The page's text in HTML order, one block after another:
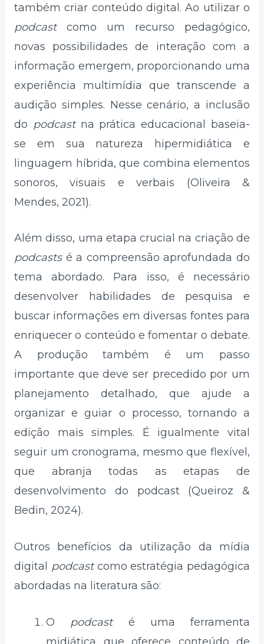
também criar conteúdo digital. Ao utilizar o
podcast como um recurso pedagógico,
novas possibilidades de interação com a
informação emergem, proporcionando uma
experiência multimídia que transcende a
audição simples. Nesse cenário, a inclusão
do podcast na prática educacional baseia-
se em sua natureza hipermidiática e
linguagem híbrida, que combina elementos
sonoros, visuais e verbais (Oliveira &
Mendes, 2021).
Além disso, uma etapa crucial na criação de
podcasts é a compreensão aprofundada do
tema abordado. Para isso, é necessário
desenvolver habilidades de pesquisa e
buscar informações em diversas fontes para
enriquecer o conteúdo e fomentar o debate.
A produção também é um passo
importante que deve ser precedido por um
planejamento detalhado, que ajude a
organizar e guiar o processo, tornando a
edição mais simples. É igualmente vital
seguir um cronograma, mesmo que flexível,
que abranja todas as etapas de
desenvolvimento do podcast (Queiroz &
Bedin, 2024).
Outros benefícios da utilização da mídia
digital
podcastcomo estratégia pedagógica
abordadas na literatura são:
O podcast é uma ferramenta